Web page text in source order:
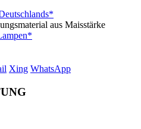
aus Maisstärke
Xing WhatsApp